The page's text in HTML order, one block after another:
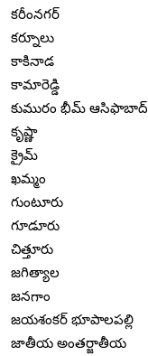
కరీంనగర్
కర్నూలు
కాకినాడ
కామారెడ్డి
కుమురం భీమ్ ఆసిఫాబాద్
కృష్ణా
క్రైమ్
ఖమ్మం
గుంటూరు
గూడూరు
చిత్తూరు
జగిత్యాల
జనగాం
జయశంకర్ భూపాలపల్లి
జాతీయ అంతర్జాతీయ